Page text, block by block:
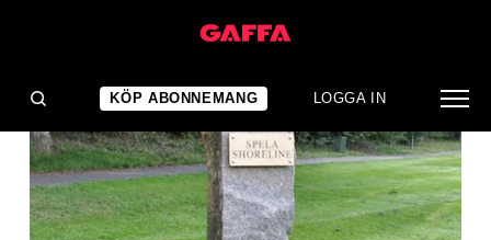
KÖP ABONNEMANG LOGGA IN